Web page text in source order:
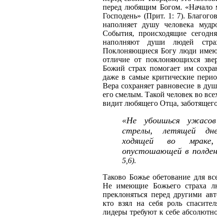
перед любящим Богом. «Начало
Господень» (Прит. 1: 7).
наполняет душу человека
События, происходящие
наполняют души людей
Поклоняющиеся Богу люди
отличие от поклоняющихся
Божий страх помогает им
даже в самые критические
Вера сохраняет равновесие в
его смелым. Такой человек во
видит любящего Отца,
«Не убоишься
стрелы, летящей
ходящей во мраке,
опустошающей в
5,6).
Таково Божье обетование для
Не имеющие Божьего страха
преклоняться перед другими
кто взял на себя роль
лидеры требуют к себе